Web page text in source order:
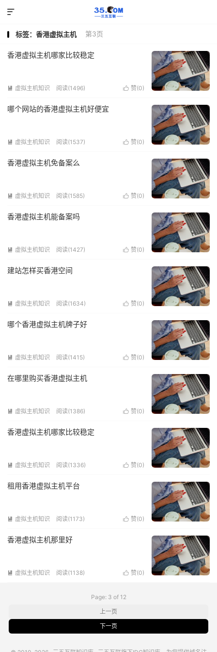

标签：香港虚拟主机 第3页
香港虚拟主机哪家比较稳定
 虚拟主机知识 阅读(1496)  赞(0)
哪个网站的香港虚拟主机好便宜
 虚拟主机知识 阅读(1537)  赞(0)
香港虚拟主机免备案么
 虚拟主机知识 阅读(1585)  赞(0)
香港虚拟主机能备案吗
 虚拟主机知识 阅读(1427)  赞(0)
建站怎样买香港空间
 虚拟主机知识 阅读(1634)  赞(0)
哪个香港虚拟主机牌子好
 虚拟主机知识 阅读(1415)  赞(0)
在哪里购买香港虚拟主机
 虚拟主机知识 阅读(1386)  赞(0)
香港虚拟主机哪家比较稳定
 虚拟主机知识 阅读(1336)  赞(0)
租用香港虚拟主机平台
 虚拟主机知识 阅读(1173)  赞(0)
香港虚拟主机那里好
 虚拟主机知识 阅读(1138)  赞(0)
Page: 3 of 12
上一页
下一页